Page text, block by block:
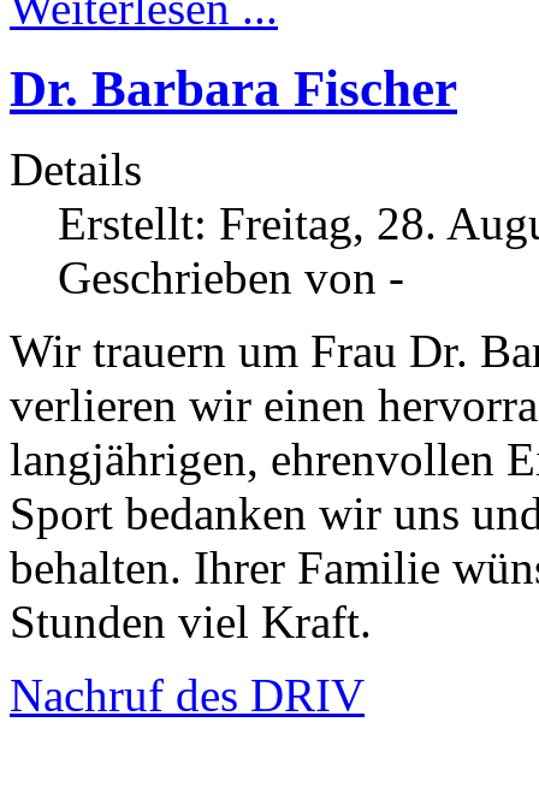
Dr. Barbara Fischer
Details
Erstellt: Freitag, 28.
Geschrieben von -
Wir trauern um Frau Dr.
verlieren wir einen
langjährigen, ehrenvollen
Sport bedanken wir uns
behalten. Ihrer Familie
Stunden viel Kraft.
Nachruf des DRIV